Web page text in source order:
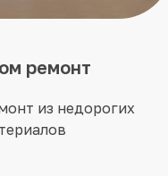
ремонт
из недорогих